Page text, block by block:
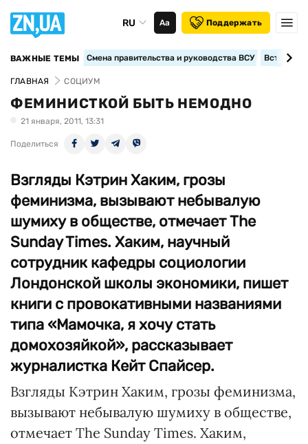
RU Аа Поддержать
ВАЖНЫЕ ТЕМЫ Смена правительства и руководства ВСУ
ГЛАВНАЯ СОЦИУМ
ФЕМИНИСТКОЙ БЫТЬ НЕМОДНО
21 января, 2011, 13:31
Поделиться
Взгляды Кэтрин Хаким, грозы
феминизма, вызывают небывалую
шумиху в обществе, отмечает The
Sunday Times. Хаким, научный
сотрудник кафедры социологии
Лондонской школы экономики, пишет
книги с провокативными названиями
типа «Мамочка, я хочу стать
домохозяйкой», рассказывает
журналистка Кейт Спайсер.
Взгляды Кэтрин Хаким, грозы феминизма,
вызывают небывалую шумиху в обществе,
отмечает The Sunday Times. Хаким,